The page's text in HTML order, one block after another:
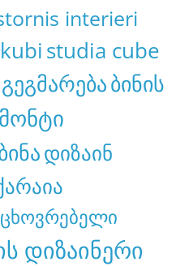
interieri
studia cube
ბინის
დიზაინ
დიზაინერი